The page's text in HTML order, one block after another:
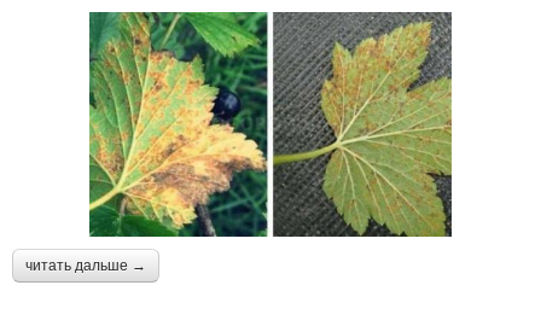
читать дальше →